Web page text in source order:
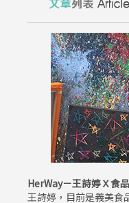
HerWay－王詩婷Ｘ食
王詩婷，目前是義美食